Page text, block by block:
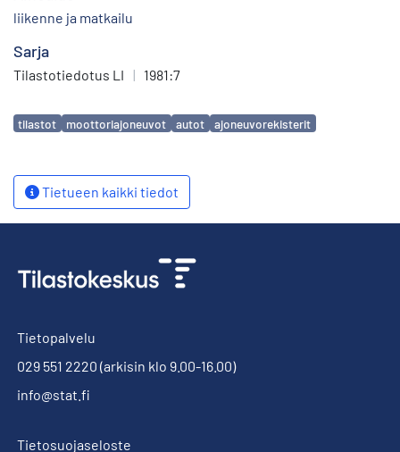
liikenne ja matkailu
Sarja
Tilastotiedotus LI | 1981:7
Avainsanat
tilastot moottoriajoneuvot autot ajoneuvorekisterit
Tietueen kaikki tiedot
Tietopalvelu
029 551 2220 (arkisin klo 9.00-16.00)
info@stat.fi
Tietosuojaseloste